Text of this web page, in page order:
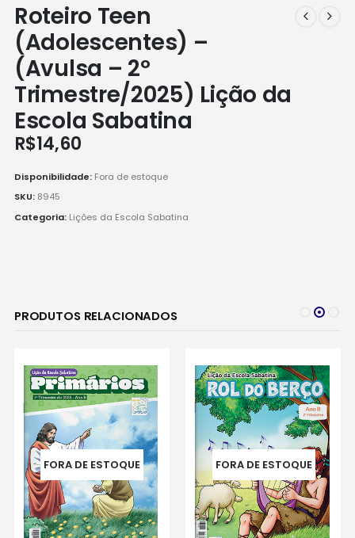
Roteiro Teen
(Adolescentes) –
(Avulsa – 2º
Trimestre/2025) Lição da
Escola Sabatina
R$14,60
Disponibilidade: Fora de estoque
SKU: 8945
Categoria: Lições da Escola Sabatina
PRODUTOS RELACIONADOS
FORA DE ESTOQUE FORA DE ESTOQUE